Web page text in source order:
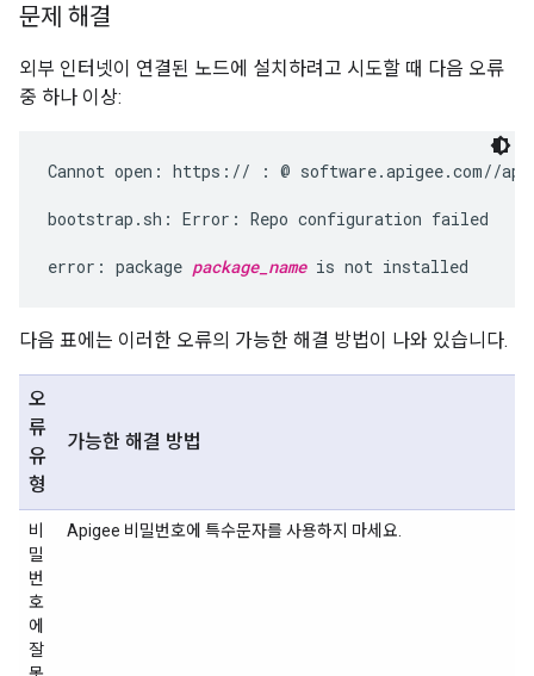
문제 해결
외부 인터넷이 연결된 노드에 설치하려고 시도할 때 다음 오류
중 하나 이상:
Cannot open: https:// : @ software.apigee.com//
bootstrap.sh: Error: Repo configuration failed
error: package package_name is not installed
다음 표에는 이러한 오류의 가능한 해결 방법이 나와 있습니다.
오
류
유
형
가능한 해결 방법
비
밀
번
호
에
잘
Apigee 비밀번호에 특수문자를 사용하지 마세요.